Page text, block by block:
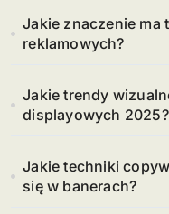
Jakie znaczenie ma
reklamowych?
Jakie trendy
displayowych 2025?
Jakie techniki
się w banerach?